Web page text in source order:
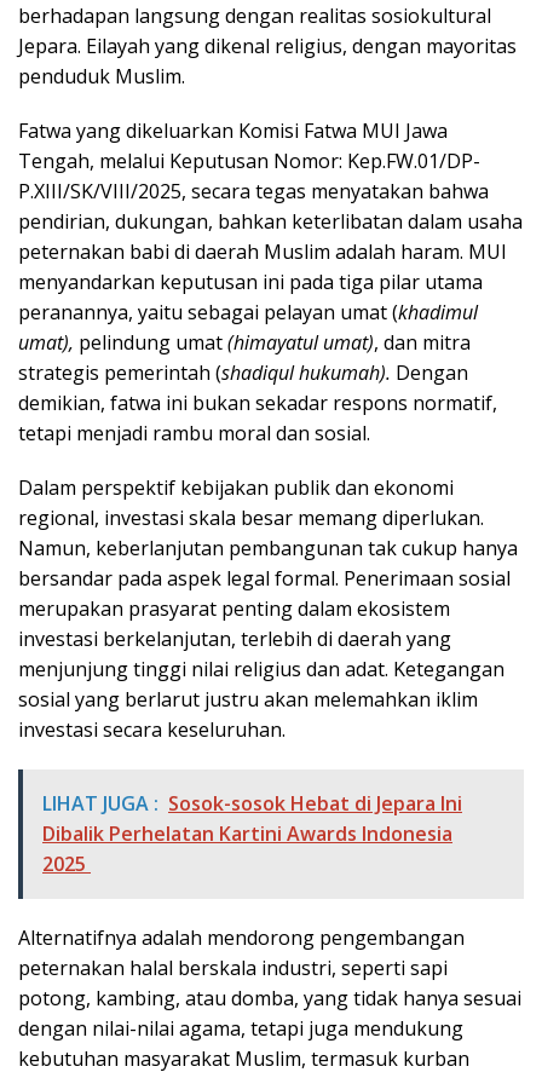
berhadapan langsung dengan realitas sosiokultural
Jepara. Eilayah yang dikenal religius, dengan mayoritas
penduduk Muslim.
Fatwa yang dikeluarkan Komisi Fatwa MUI Jawa
Tengah, melalui Keputusan Nomor: Kep.FW.01/DP-
P.XIII/SK/VIII/2025, secara tegas menyatakan bahwa
pendirian, dukungan, bahkan keterlibatan dalam usaha
peternakan babi di daerah Muslim adalah haram. MUI
menyandarkan keputusan ini pada tiga pilar utama
peranannya, yaitu sebagai pelayan umat (khadimul
umat), pelindung umat(himayatul umat), dan mitra
strategis pemerintah (shadiqul hukumah). Dengan
demikian, fatwa ini bukan sekadar respons normatif,
tetapi menjadi rambu moral dan sosial.
Dalam perspektif kebijakan publik dan ekonomi
regional, investasi skala besar memang diperlukan.
Namun, keberlanjutan pembangunan tak cukup hanya
bersandar pada aspek legal formal. Penerimaan sosial
merupakan prasyarat penting dalam ekosistem
investasi berkelanjutan, terlebih di daerah yang
menjunjung tinggi nilai religius dan adat. Ketegangan
sosial yang berlarut justru akan melemahkan iklim
investasi secara keseluruhan.
LIHAT JUGA : Sosok-sosok Hebat di Jepara Ini
Dibalik Perhelatan Kartini Awards Indonesia
2025
Alternatifnya adalah mendorong pengembangan
peternakan halal berskala industri, seperti sapi
potong, kambing, atau domba, yang tidak hanya sesuai
dengan nilai-nilai agama, tetapi juga mendukung
kebutuhan masyarakat Muslim, termasuk kurban